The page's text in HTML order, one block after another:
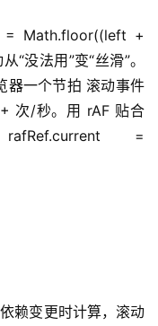
Math.floor((left +
没法用”变“丝滑”。
器一个节拍 滚动事件
次/秒。用 rAF 贴合
=
赖变更时计算，滚动